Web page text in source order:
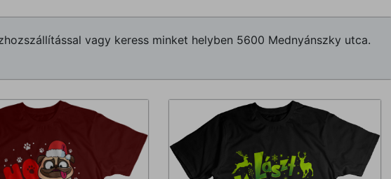
vagy keress minket helyben 5600 Mednyánszky utca.